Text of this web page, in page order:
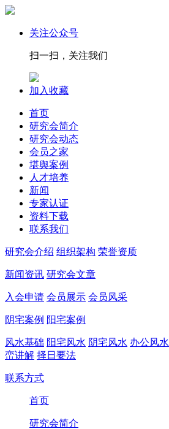
关注公众号
扫一扫，关注我们
加入收藏
首页
研究会简介
研究会动态
会员之家
堪舆案例
人才培养
新闻
专家认证
资料下载
联系我们
研究会介绍 组织架构 荣誉资质
新闻资讯 研究会文章
入会申请 会员展示 会员风采
阴宅案例 阳宅案例
风水基础 阳宅风水 阴宅风水 办公风水
峦讲解 择日要法
联系方式
首页
研究会简介